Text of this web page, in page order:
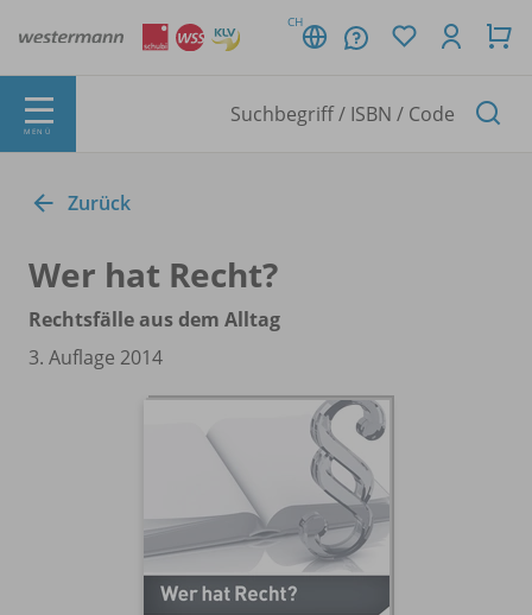
CH
MENÜ
Zurück
Wer hat Recht?
Rechtsfälle aus dem Alltag
3. Auflage 2014